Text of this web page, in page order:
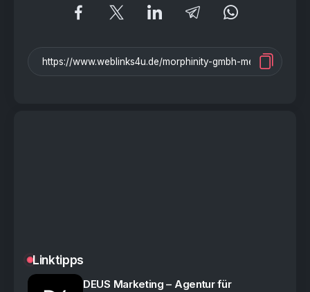
Linktipps
DEUS Marketing – Agentur für